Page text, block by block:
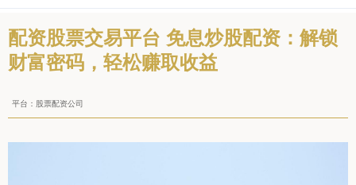
配资股票交易平台 免息炒股配资：解锁
财富密码，轻松赚取收益
平台：股票配资公司